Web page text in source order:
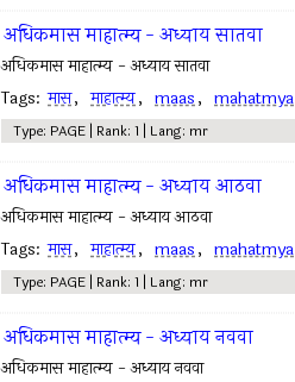
अधिकमास माहात्म्य - अध्याय सातवा
अधिकमास माहात्म्य - अध्याय सातवा
Tags: मास, माहात्म्य, maas, mahatmya
Type: PAGE | Rank: 1 | Lang: mr
अधिकमास माहात्म्य - अध्याय आठवा
अधिकमास माहात्म्य - अध्याय आठवा
Tags: मास, माहात्म्य, maas, mahatmya
Type: PAGE | Rank: 1 | Lang: mr
अधिकमास माहात्म्य - अध्याय नववा
अधिकमास माहात्म्य - अध्याय नववा